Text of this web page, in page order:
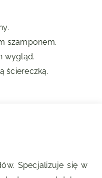
szamponem.
wygląd.
ściereczką.
Specjalizuje się w